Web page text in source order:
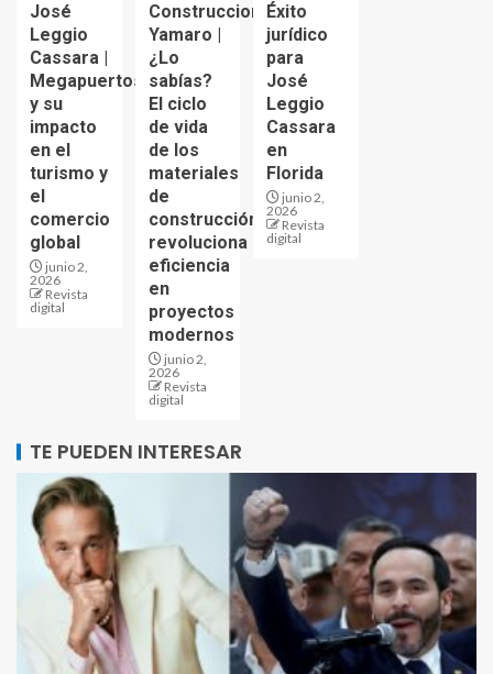
José
Leggio
Cassara |
Megapuertos
y su
impacto
en el
turismo y
el
comercio
global
junio 2,
2026
Revista
digital
Construcciones
Yamaro |
¿Lo
sabías?
El ciclo
de vida
de los
materiales
de
construcción
revoluciona
eficiencia
en
proyectos
modernos
junio 2,
2026
Revista
digital
Éxito
jurídico
para
José
Leggio
Cassara
en
Florida
junio 2,
2026
Revista
digital
TE PUEDEN INTERESAR